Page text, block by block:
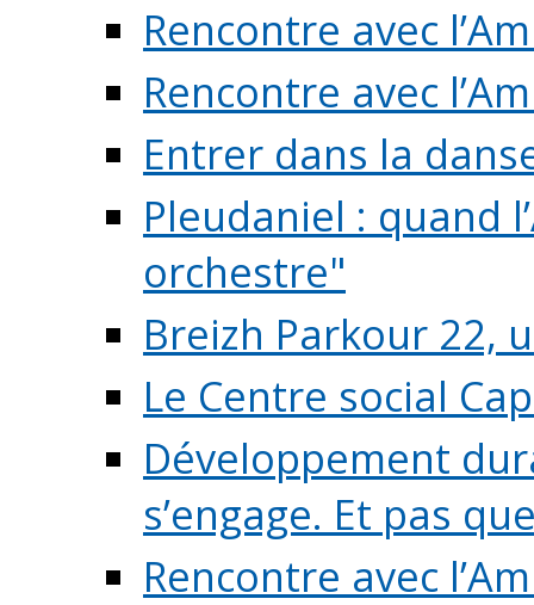
Rencontre avec
Rencontre avec
Entrer dans la
Pleudaniel : quand
orchestre"
Breizh Parkour 22,
Le Centre social
Développement
s’engage. Et pas
Rencontre avec